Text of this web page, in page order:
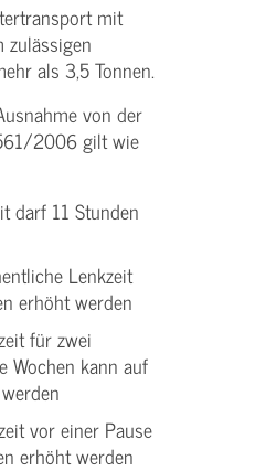
mit
zulässigen
als 3,5 Tonnen.
von der
2006 gilt wie
darf 11 Stunden
Lenkzeit
erhöht werden
für zwei
Wochen kann auf
vor einer Pause
erhöht werden